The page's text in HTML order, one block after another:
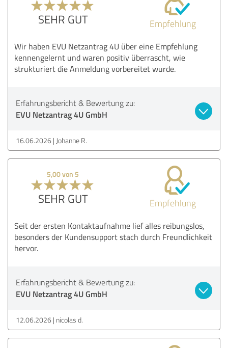
SEHR GUT Empfehlung
Wir haben EVU Netzantrag 4U über eine Empfehlung
kennengelernt und waren positiv überrascht, wie
strukturiert die Anmeldung vorbereitet wurde.
Erfahrungsbericht & Bewertung zu:
EVU Netzantrag 4U GmbH
16.06.2026 Johanne R.
5,00 von 5
SEHR GUT Empfehlung
Seit der ersten Kontaktaufnahme lief alles reibungslos,
besonders der Kundensupport stach durch Freundlichkeit
hervor.
Erfahrungsbericht & Bewertung zu:
EVU Netzantrag 4U GmbH
12.06.2026 nicolas d.